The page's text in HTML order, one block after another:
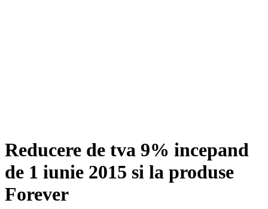
Reducere de tva 9% incepand
de 1 iunie 2015 si la produse
Forever